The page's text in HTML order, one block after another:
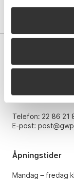
Grev Wedels
0151 Oslo
Telefon: 22 86 21
E-post:
Åpningstider
Mandag – fredag